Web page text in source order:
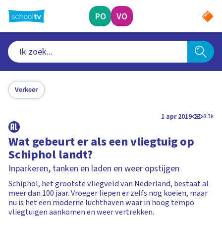
naar
hoofdinhoud
PO VO
Verkeer
1 apr 2019 8.3k
Wat gebeurt er als een vliegtuig op
Schiphol landt?
Inparkeren, tanken en laden en weer opstijgen
Schiphol, het grootste vliegveld van Nederland, bestaat al
meer dan 100 jaar. Vroeger liepen er zelfs nog koeien, maar
nu is het een moderne luchthaven waar in hoog tempo
vliegtuigen aankomen en weer vertrekken.